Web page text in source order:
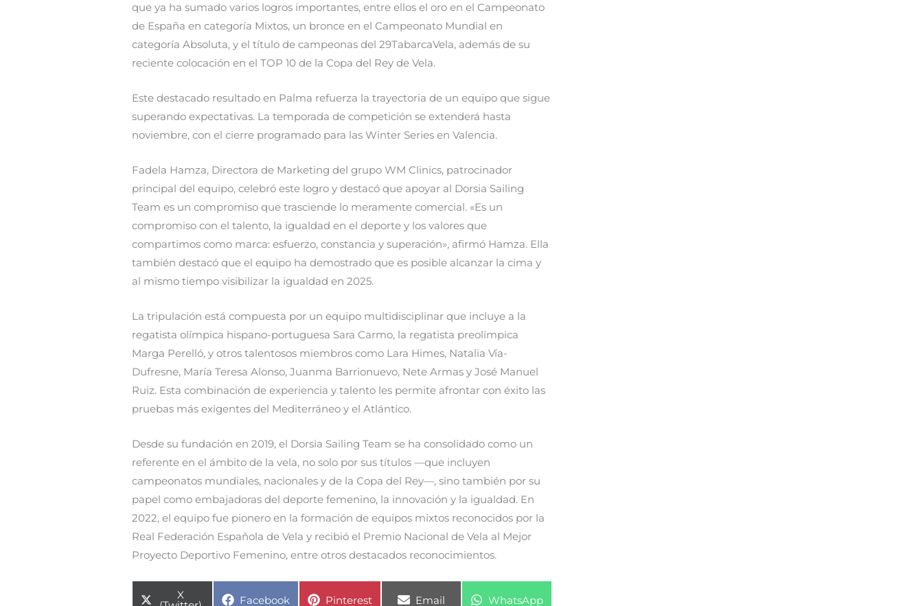
que ya ha sumado varios logros importantes, entre ellos el oro en el Campeonato
de España en categoría Mixtos, un bronce en el Campeonato Mundial en
categoría Absoluta, y el título de campeonas del 29TabarcaVela, además de su
reciente colocación en el TOP 10 de la Copa del Rey de Vela.
Este destacado resultado en Palma refuerza la trayectoria de un equipo que sigue
superando expectativas. La temporada de competición se extenderá hasta
noviembre, con el cierre programado para las Winter Series en Valencia.
Fadela Hamza, Directora de Marketing del grupo WM Clinics, patrocinador
principal del equipo, celebró este logro y destacó que apoyar al Dorsia Sailing
Team es un compromiso que trasciende lo meramente comercial. «Es un
compromiso con el talento, la igualdad en el deporte y los valores que
compartimos como marca: esfuerzo, constancia y superación», afirmó Hamza. Ella
también destacó que el equipo ha demostrado que es posible alcanzar la cima y
al mismo tiempo visibilizar la igualdad en 2025.
La tripulación está compuesta por un equipo multidisciplinar que incluye a la
regatista olímpica hispano-portuguesa Sara Carmo, la regatista preolímpica
Marga Perelló, y otros talentosos miembros como Lara Himes, Natalia Vía-
Dufresne, María Teresa Alonso, Juanma Barrionuevo, Nete Armas y José Manuel
Ruiz. Esta combinación de experiencia y talento les permite afrontar con éxito las
pruebas más exigentes del Mediterráneo y el Atlántico.
Desde su fundación en 2019, el Dorsia Sailing Team se ha consolidado como un
referente en el ámbito de la vela, no solo por sus títulos —que incluyen
campeonatos mundiales, nacionales y de la Copa del Rey—, sino también por su
papel como embajadoras del deporte femenino, la innovación y la igualdad. En
2022, el equipo fue pionero en la formación de equipos mixtos reconocidos por la
Real Federación Española de Vela y recibió el Premio Nacional de Vela al Mejor
Proyecto Deportivo Femenino, entre otros destacados reconocimientos.
Compartir
X Compartir
Facebook Compartir
Pinterest Compartir
Email Compartir
WhatsApp